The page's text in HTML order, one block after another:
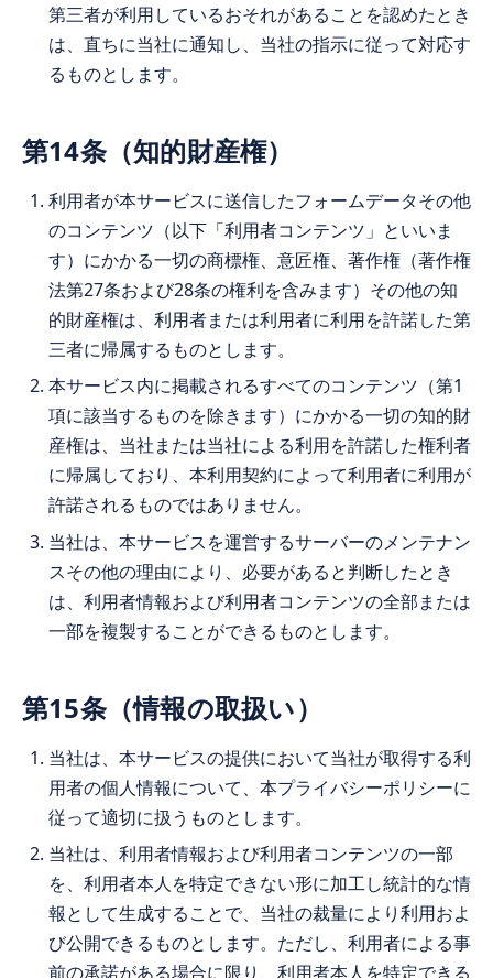
第三者が利用しているおそれがあることを認めたとき
は、直ちに当社に通知し、当社の指示に従って対応す
るものとします。
第14条（知的財産権）
利用者が本サービスに送信したフォームデータその他
のコンテンツ（以下「利用者コンテンツ」といいま
す）にかかる一切の商標権、意匠権、著作権（著作権
法第27条および28条の権利を含みます）その他の知
的財産権は、利用者または利用者に利用を許諾した第
三者に帰属するものとします。
本サービス内に掲載されるすべてのコンテンツ（第1
項に該当するものを除きます）にかかる一切の知的財
産権は、当社または当社による利用を許諾した権利者
に帰属しており、本利用契約によって利用者に利用が
許諾されるものではありません。
当社は、本サービスを運営するサーバーのメンテナン
スその他の理由により、必要があると判断したとき
は、利用者情報および利用者コンテンツの全部または
一部を複製することができるものとします。
第15条（情報の取扱い）
当社は、本サービスの提供において当社が取得する利
用者の個人情報について、本プライバシーポリシーに
従って適切に扱うものとします。
当社は、利用者情報および利用者コンテンツの一部
を、利用者本人を特定できない形に加工し統計的な情
報として生成することで、当社の裁量により利用およ
び公開できるものとします。ただし、利用者による事
前の承諾がある場合に限り、利用者本人を特定できる